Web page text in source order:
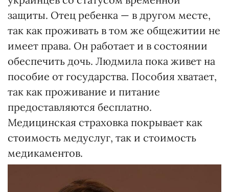
защиты. Отец ребенка — в другом месте,
так как проживать в том же общежитии не
имеет права. Он работает и в состоянии
обеспечить дочь. Людмила пока живет на
пособие от государства. Пособия хватает,
так как проживание и питание
предоставляются бесплатно.
Медицинская страховка покрывает как
стоимость медуслуг, так и стоимость
медикаментов.